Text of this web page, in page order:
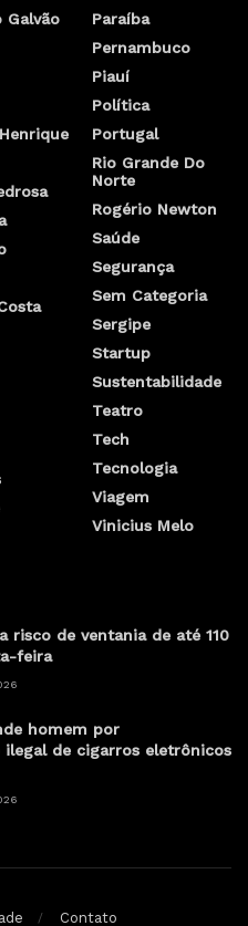
Galvão
Paraíba
Pernambuco
Piauí
Política
Portugal
Rio Grande Do
Norte
Rogério Newton
Saúde
Segurança
Sem Categoria
Sergipe
Startup
Sustentabilidade
Teatro
Tech
Tecnologia
Viagem
Vinicius Melo
risco de ventania de até 110
feira
homem por
ilegal de cigarros eletrônicos
Contato